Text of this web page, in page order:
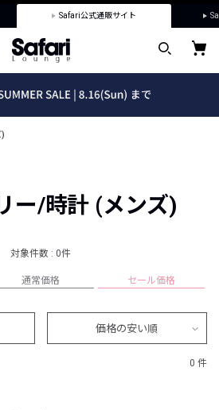
Safari公式通販サイト
)
ー/時計 (メンズ)
対象件数 : 0件
通常価格 セール価格
価格の安い順
0 件